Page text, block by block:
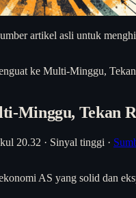
artikel asli untuk
ke Multi-Minggu,
Minggu, Tekan
20.32 · Sinyal tinggi ·
AS yang solid dan